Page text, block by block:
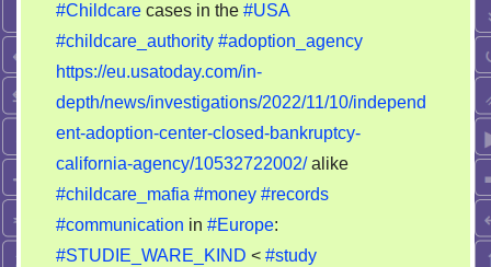
USA
#Childcare cases in the #USA
#childcare_authority #adoption_agency
https://eu.usatoday.com/in-
depth/news/investigations/2022/11/10/independ
ent-adoption-center-closed-bankruptcy-
california-agency/10532722002/alike
#childcare_mafia #money #records
#communication in #Europe:
#STUDIE_WARE_KIND < #study